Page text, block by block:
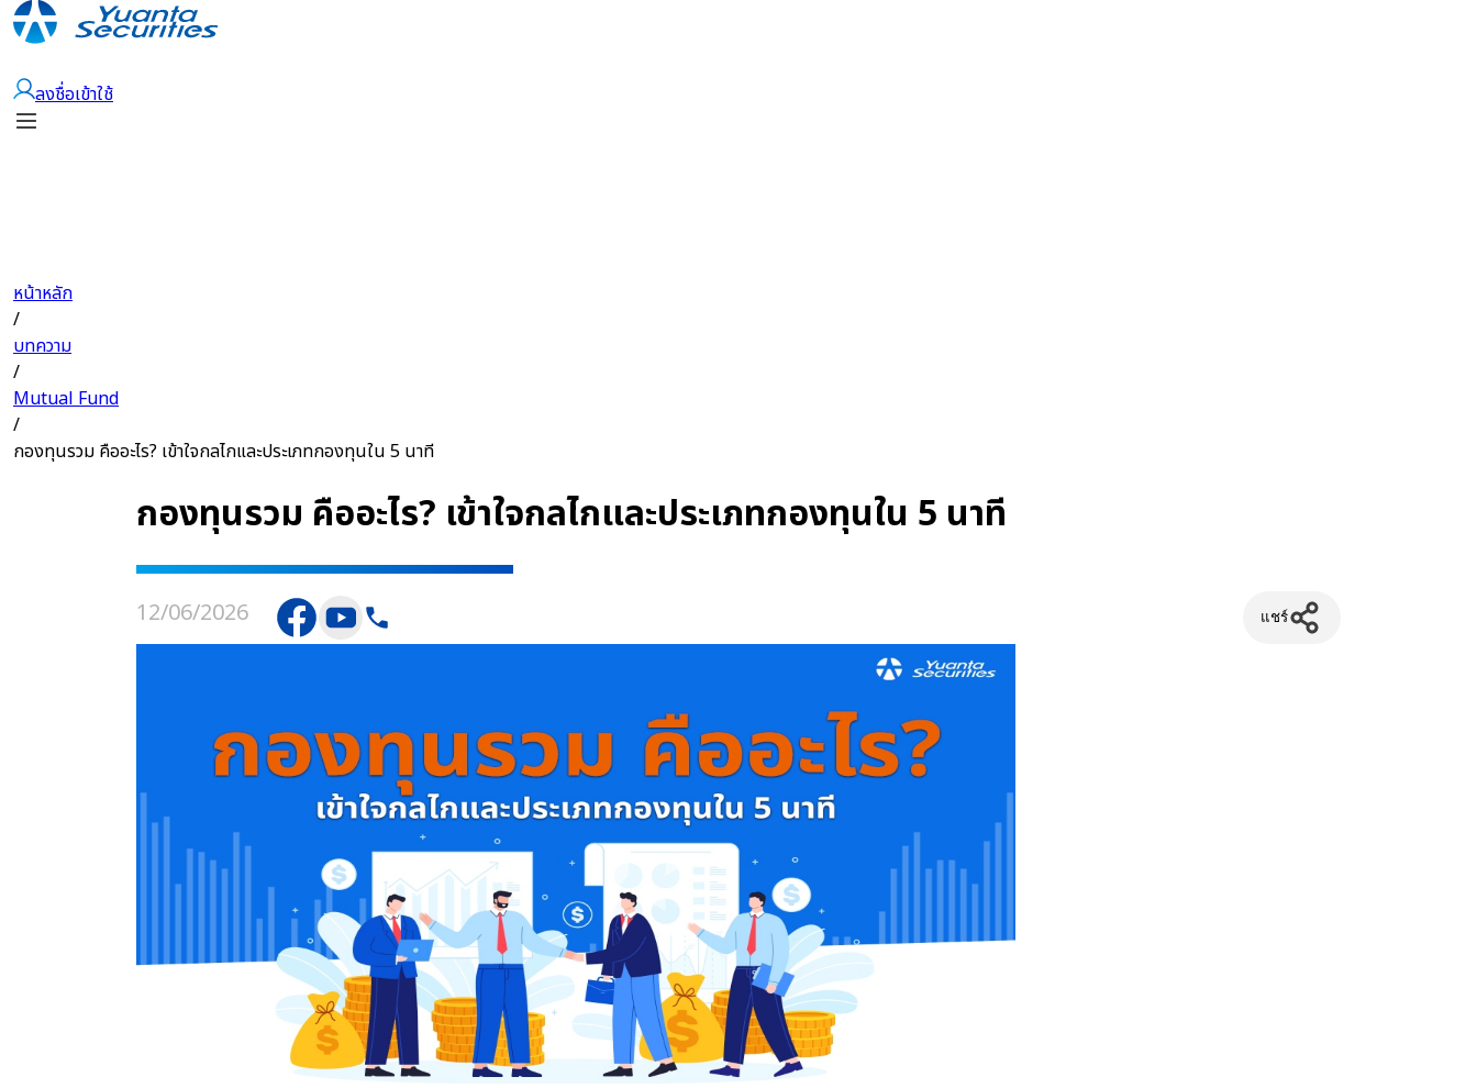
ลงชื่อเข้าใช้
หน้าหลัก
/
บทความ
/
Mutual Fund
/
กองทุนรวม คืออะไร? เข้าใจกลไกและประเภทกองทุนใน 5 นาที
กองทุนรวม คืออะไร? เข้าใจกลไกและประเภทกองทุนใน 5 นาที
12/06/2026 แชร์